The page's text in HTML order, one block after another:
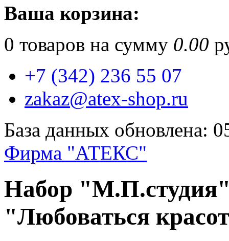
Ваша корзина:
0 товаров на сумму 0.00
+7 (342) 236 55 07
zakaz@atex-shop.ru
База данных обновлена:
Фирма "АТЕКС"
Набор
"Любоваться